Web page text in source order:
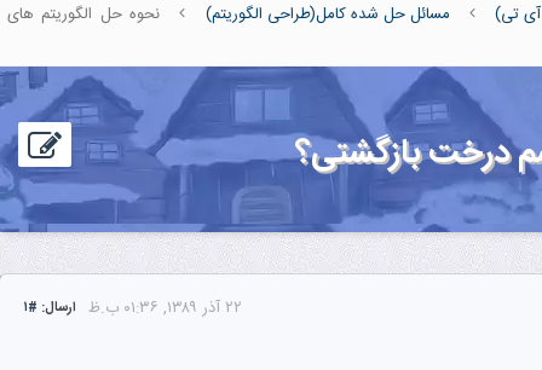
تی)
مسائل حل شده کامل(طراحی الگوریتم) نحوه حل الگوریتم های
درخت بازگشتی؟
ارسال: #۱ ۲۲ آذر ۱۳۸۹, ۰۱:۳۶ ب.ظ